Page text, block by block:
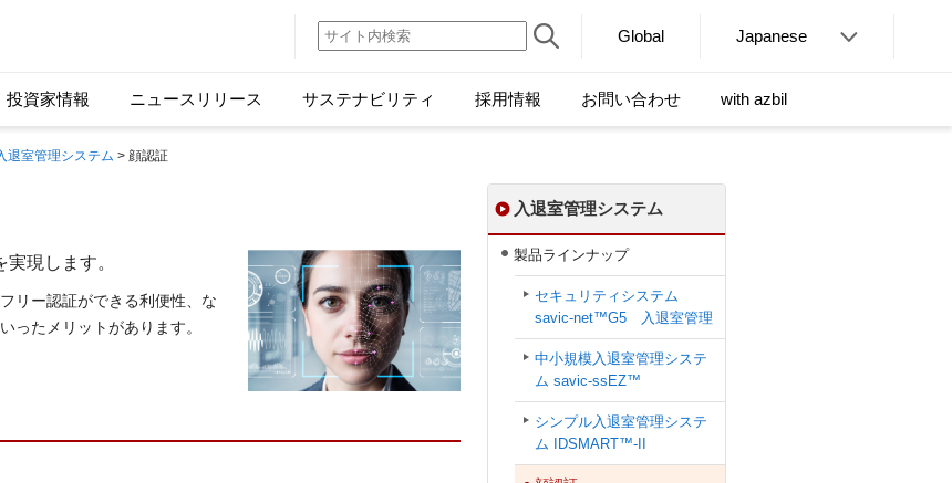
Global Japanese
投資家情報 ニュースリリース サステナビリティ 採用情報 お問い合わせ with azbil
退室管理システム > 顔認証
現します。
リー認証ができる利便性、な
ったメリットがあります。
入退室管理システム
製品ラインナップ
セキュリティシステム
savic-net™G5 入退室管理
中小規模入退室管理システ
ム savic-ssEZ™
シンプル⼊退室管理システ
ム IDSMART™-II